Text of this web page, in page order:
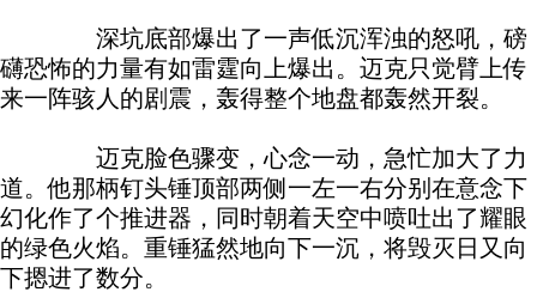
深坑底部爆出了一声低沉浑浊的怒吼，磅
礴恐怖的力量有如雷霆向上爆出。迈克只觉臂上传
来一阵骇人的剧震，轰得整个地盘都轰然开裂。
迈克脸色骤变，心念一动，急忙加大了力
道。他那柄钉头锤顶部两侧一左一右分别在意念下
幻化作了个推进器，同时朝着天空中喷吐出了耀眼
的绿色火焰。重锤猛然地向下一沉，将毁灭日又向
下摁进了数分。